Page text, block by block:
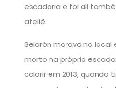
escadaria e foi ali
ateliê.
Selarón morava no
morto na própria
colorir em 2013, quando